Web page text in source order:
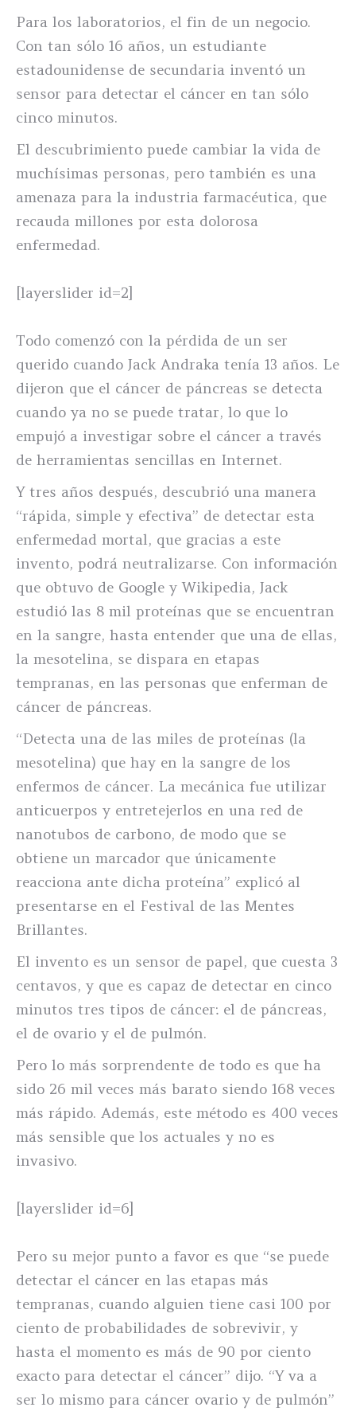
Para los laboratorios, el fin de un negocio.
Con tan sólo 16 años, un estudiante
estadounidense de secundaria inventó un
sensor para detectar el cáncer en tan sólo
cinco minutos.
El descubrimiento puede cambiar la vida de
muchísimas personas, pero también es una
amenaza para la industria farmacéutica, que
recauda millones por esta dolorosa
enfermedad.
[layerslider id=2]
Todo comenzó con la pérdida de un ser
querido cuando Jack Andraka tenía 13 años. Le
dijeron que el cáncer de páncreas se detecta
cuando ya no se puede tratar, lo que lo
empujó a investigar sobre el cáncer a través
de herramientas sencillas en Internet.
Y tres años después, descubrió una manera
“rápida, simple y efectiva” de detectar esta
enfermedad mortal, que gracias a este
invento, podrá neutralizarse. Con información
que obtuvo de Google y Wikipedia, Jack
estudió las 8 mil proteínas que se encuentran
en la sangre, hasta entender que una de ellas,
la mesotelina, se dispara en etapas
tempranas, en las personas que enferman de
cáncer de páncreas.
“Detecta una de las miles de proteínas (la
mesotelina) que hay en la sangre de los
enfermos de cáncer. La mecánica fue utilizar
anticuerpos y entretejerlos en una red de
nanotubos de carbono, de modo que se
obtiene un marcador que únicamente
reacciona ante dicha proteína” explicó al
presentarse en el Festival de las Mentes
Brillantes.
El invento es un sensor de papel, que cuesta 3
centavos, y que es capaz de detectar en cinco
minutos tres tipos de cáncer: el de páncreas,
el de ovario y el de pulmón.
Pero lo más sorprendente de todo es que ha
sido 26 mil veces más barato siendo 168 veces
más rápido. Además, este método es 400 veces
más sensible que los actuales y no es
invasivo.
[layerslider id=6]
Pero su mejor punto a favor es que “se puede
detectar el cáncer en las etapas más
tempranas, cuando alguien tiene casi 100 por
ciento de probabilidades de sobrevivir, y
hasta el momento es más de 90 por ciento
exacto para detectar el cáncer” dijo. “Y va a
ser lo mismo para cáncer ovario y de pulmón”